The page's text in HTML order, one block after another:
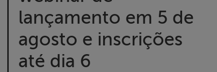
Homenageados
Notícias
lançamento em 5 de
agosto e inscrições
até dia 6